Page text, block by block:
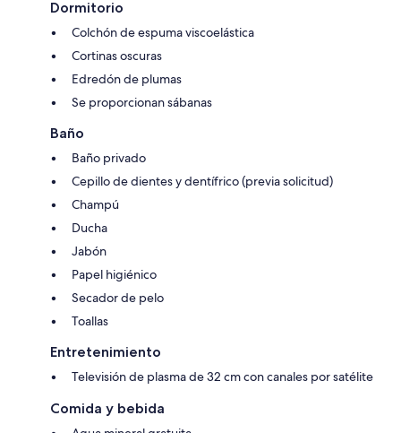
Dormitorio
Colchón de espuma viscoelástica
Cortinas oscuras
Edredón de plumas
Se proporcionan sábanas
Baño
Baño privado
Cepillo de dientes y dentífrico (previa solicitud)
Champú
Ducha
Jabón
Papel higiénico
Secador de pelo
Toallas
Entretenimiento
Televisión de plasma de 32 cm con canales por satélite
Comida y bebida